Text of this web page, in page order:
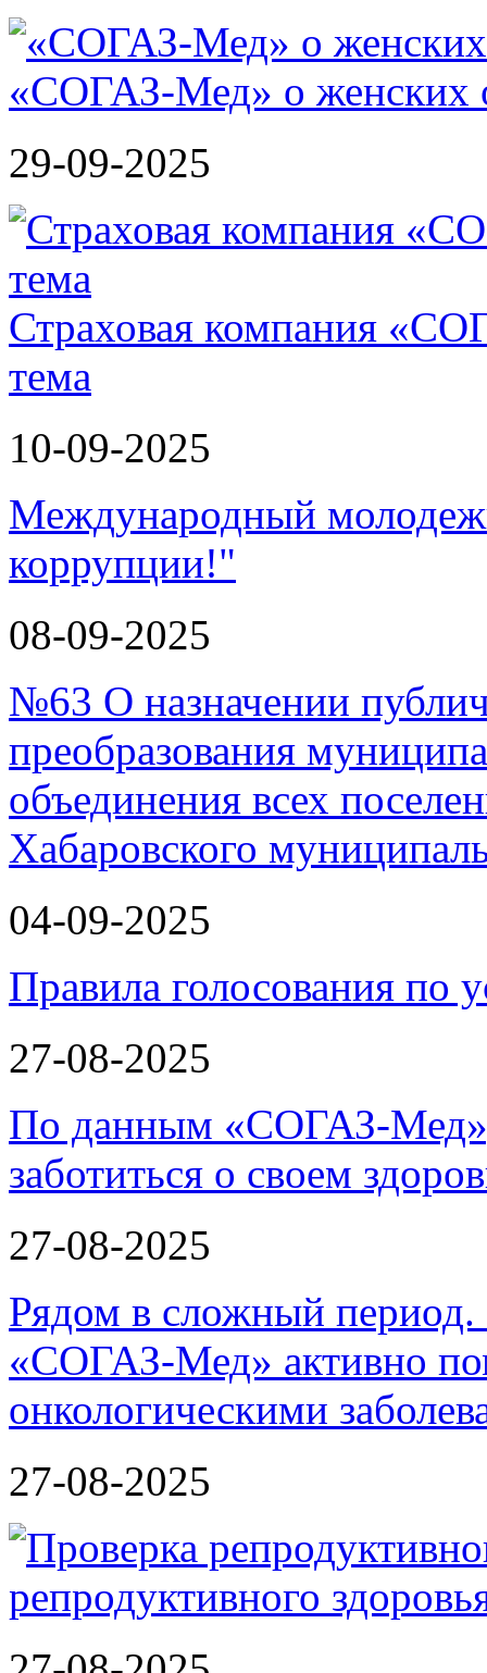
«СОГАЗ-Мед» о женских
29-09-2025
Страховая компания
тема
10-09-2025
Международный
коррупции!"
08-09-2025
№63 О назначении
преобразования
объединения всех
Хабаровского
04-09-2025
Правила голосования по
27-08-2025
По данным «СОГАЗ-
заботиться о своем
27-08-2025
Рядом в сложный период.
«СОГАЗ-Мед» активно
онкологическими
27-08-2025
репродуктивного